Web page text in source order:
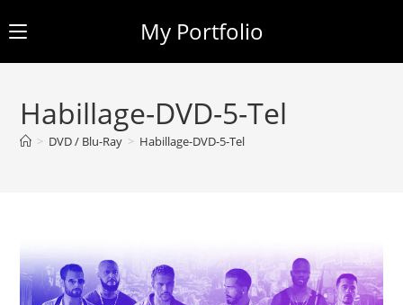
content
My Portfolio
Habillage-DVD-5-Tel
> DVD / Blu-Ray > Habillage-DVD-5-Tel